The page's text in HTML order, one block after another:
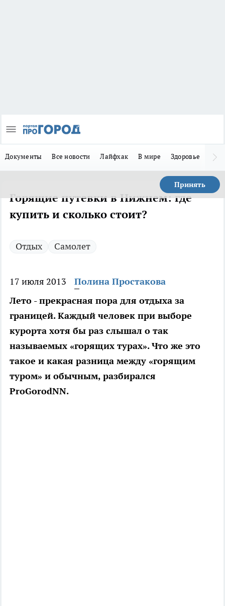
Документы Все новости Лайфхак В мире Здоровье
Принять
Горящие путевки в Нижнем: где
купить и сколько стоит?
Отдых Самолет
17 июля 2013
Полина Простакова
Лето - прекрасная пора для отдыха за
границей. Каждый человек при выборе
курорта хотя бы раз слышал о так
называемых «горящих турах». Что же это
такое и какая разница между «горящим
туром» и обычным, разбирался
ProGorodNN.